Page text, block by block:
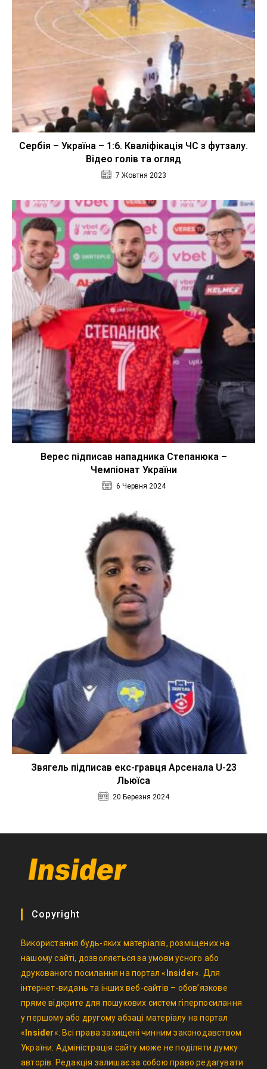
Сербія – Україна – 1:6. Кваліфікація ЧС з футзалу.
Відео голів та огляд
7 Жовтня 2023
Верес підписав нападника Степанюка –
Чемпіонат України
6 Червня 2024
Звягель підписав екс-гравця Арсенала U-23
Льюїса
20 Березня 2024
Copyright
Використання будь-яких матеріалів, розміщених на
нашому сайті, дозволяється за умови усного або
друкованого посилання на портал « Insider«. Для
інтернет-видань та інших веб-сайтів – обов’язкове
пряме відкрите для пошукових систем гіперпосилання
у першому або другому абзаці матеріалу на портал
« Insider«. Всі права захищені чинним законодавством
України. Адміністрація сайту може не поділяти думку
авторів. Редакція залишає за собою право редагувати